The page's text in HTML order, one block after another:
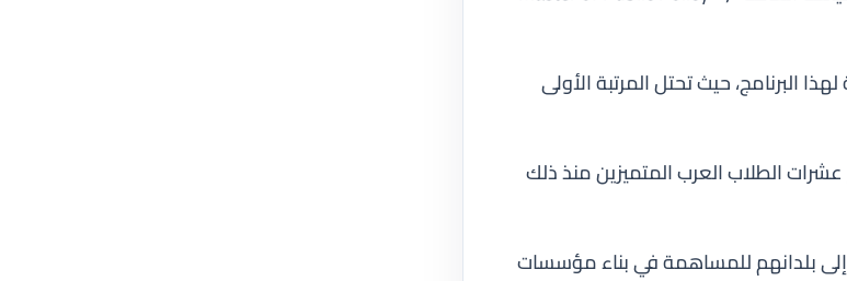
البرنامج، حيث تحتل المرتبة الأولى
واستمرت في دعم عشرات الطلاب العرب المتميزين منذ ذلك
بلدانهم للمساهمة في بناء مؤسسات